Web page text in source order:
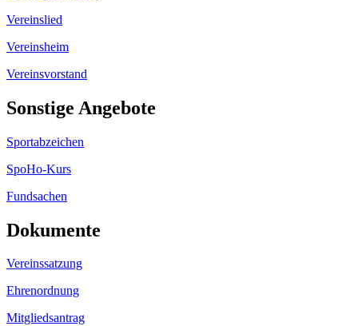
Vereinslied
Vereinsheim
Vereinsvorstand
Sonstige Angebote
Sportabzeichen
SpoHo-Kurs
Fundsachen
Dokumente
Vereinssatzung
Ehrenordnung
Mitgliedsantrag